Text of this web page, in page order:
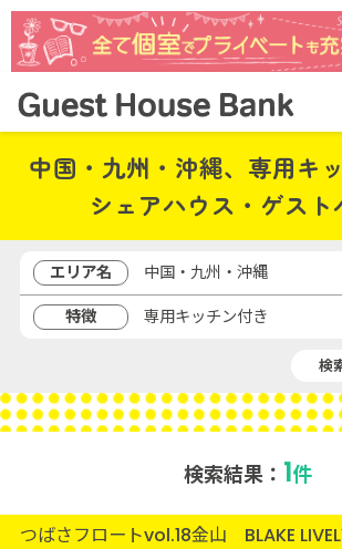
中国・九州・沖縄、専用キ
シェアハウス・ゲスト
エリア名
中国・九州・沖縄
特徴
専用キッチン付き
検
検索結果： 1件
つばさフロートvol.18金山 BLAKE